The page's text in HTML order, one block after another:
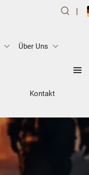
|
Über Uns
Kontakt